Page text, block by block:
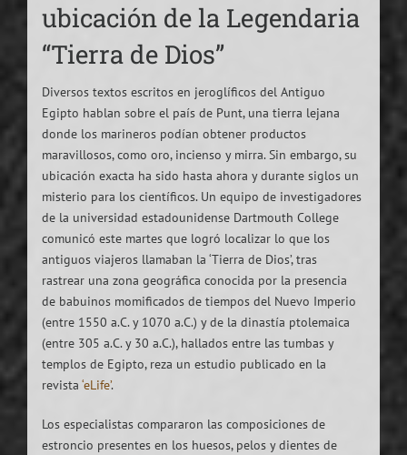
ubicación de la Legendaria
“Tierra de Dios”
Diversos textos escritos en jeroglíficos del Antiguo
Egipto hablan sobre el país de Punt, una tierra lejana
donde los marineros podían obtener productos
maravillosos, como oro, incienso y mirra. Sin embargo, su
ubicación exacta ha sido hasta ahora y durante siglos un
misterio para los científicos. Un equipo de investigadores
de la universidad estadounidense Dartmouth College
comunicó este martes que logró localizar lo que los
antiguos viajeros llamaban la ‘Tierra de Dios’, tras
rastrear una zona geográfica conocida por la presencia
de babuinos momificados de tiempos del Nuevo Imperio
(entre 1550 a.C. y 1070 a.C.) y de la dinastía ptolemaica
(entre 305 a.C. y 30 a.C.), hallados entre las tumbas y
templos de Egipto, reza un estudio publicado en la
revista ‘eLife’.
Los especialistas compararon las composiciones de
estroncio presentes en los huesos, pelos y dientes de